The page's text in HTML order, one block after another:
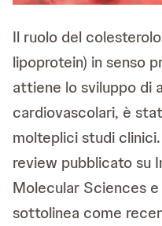
Il ruolo del
lipoprotein) in senso
attiene lo sviluppo di
cardiovascolari, è
molteplici studi
review pubblicato su
Molecular Sciences
sottolinea come